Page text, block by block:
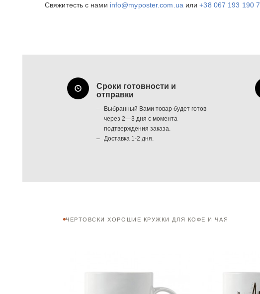
Свяжитесть с нами info@myposter.com.ua или+38 067 193 190 7
Сроки готовности и
отправки
Выбранный Вами товар будет готов
через 2—3 дня с момента
подтверждения заказа.
Доставка 1-2 дня.
ЧЕРТОВСКИ ХОРОШИЕ КРУЖКИ ДЛЯ КОФЕ И ЧАЯ